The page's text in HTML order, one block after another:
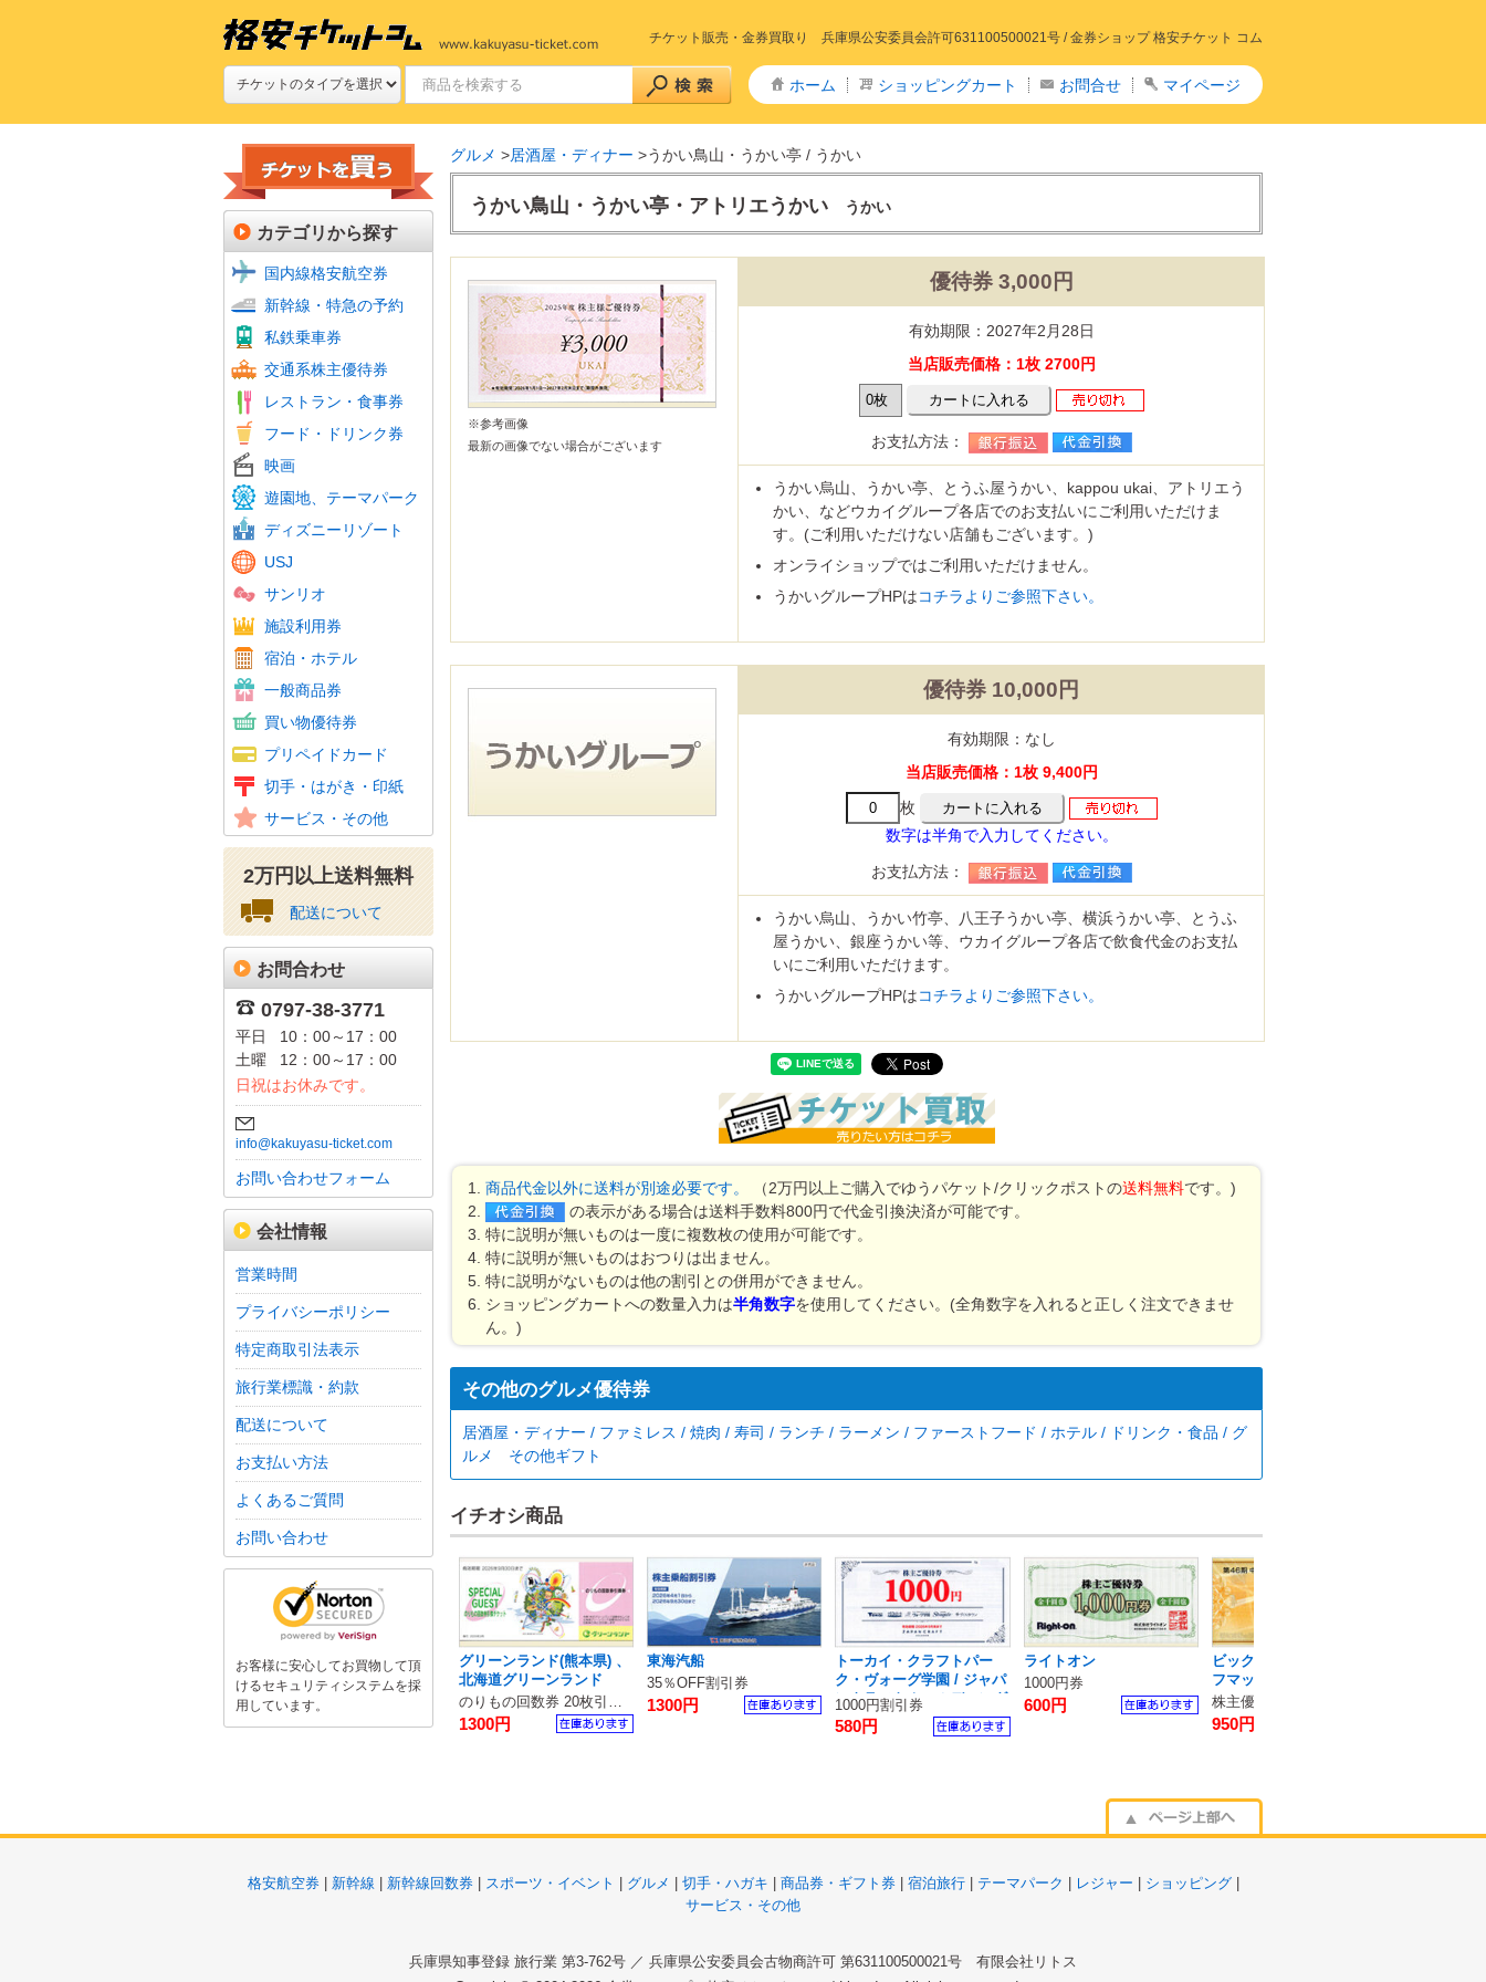
チケット販売・金券買取り 兵庫県公安委員会許可631100500021号 /金券ショップ 格安チケット コム
ホーム ショッピングカート お問合せ マイページ
グルメ >居酒屋・ディナー >うかい鳥山・うかい亭 / うかい
うかい鳥山・うかい亭・アトリエうかい うかい
※参考画像
最新の画像でない場合がございます
優待券 3,000円
有効期限：2027年2月28日
当店販売価格：1枚 2700円
お支払方法：
うかい烏山、うかい亭、とうふ屋うかい、kappou ukai、アトリエう
かい、などウカイグループ各店でのお支払いにご利用いただけま
す。(ご利用いただけない店舗もございます。)
オンライショップではご利用いただけません。
うかいグループHPはコチラよりご参照下さい。
優待券 10,000円
有効期限：なし
当店販売価格：1枚 9,400円
枚
数字は半角で入力してください。
お支払方法：
うかい烏山、うかい竹亭、八王子うかい亭、横浜うかい亭、とうふ
屋うかい、銀座うかい等、ウカイグループ各店で飲食代金のお支払
いにご利用いただけます。
うかいグループHPはコチラよりご参照下さい。
商品代金以外に送料が別途必要です。 （2万円以上ご購入でゆうパケット/クリックポストの送料無料です。)
の表示がある場合は送料手数料800円で代金引換決済が可能です。
特に説明が無いものは一度に複数枚の使用が可能です。
特に説明が無いものはおつりは出ません。
特に説明がないものは他の割引との併用ができません。
ショッピングカートへの数量入力は半角数字を使用してください。(全角数字を入れると正しく注文できませ
ん。)
その他のグルメ優待券
居酒屋・ディナー / ファミレス / 焼肉 / 寿司 / ランチ / ラーメン / ファーストフード / ホテル / ドリンク・食品 / グ
ルメ その他ギフト
イチオシ商品
グリーンランド(熊本県) 、
北海道グリーンランド
のりもの回数券 20枚引換券
1300円
東海汽船
35％OFF割引券
1300円
トーカイ・クラフトパー
ク・ヴォーグ学園 / ジャパ
ンクラフトホールディング
ス
1000円割引券
580円
ライトオン
1000円券
600円
ビックカメラ・コジマ・ソ
フマップ
株主優待1000円券
950円
カテゴリから探す
国内線格安航空券
新幹線・特急の予約
新幹線予約 東海道新幹線
山陽新幹線
山陽・九州新幹線
九州新幹線
東北新幹線
秋田新幹線
山形新幹線
上越・長野新幹線
新幹線+特急 予約
山陽新幹線～北陸線
山陽新幹線～きのくに線
JR特急予約
特急サンダーバード(北陸線)
私鉄乗車券
定期券タイプ全線乗車証
私鉄(回数券タイプ)
鉄道プリペイドカード
交通系株主優待券 JR株主優待券
航空会社株主優待券
フェリー株主優待券
バス回数券
レストラン・食事券 居酒屋・ディナー
ファミリーレストラン
ファーストフード
牛丼・カレー・定食・ラーメン
グルメ商品券
食品・ドリンク券
ホテル商品券・ギフト券
フード・ドリンク券 フード・ドリンク券
おこめ券
ビール券・清酒券
映画
シネマ・劇場 チケット
ムビチケ東宝17番組共通前売券
遊園地、テーマパーク
ディズニーリゾート
USJ
サンリオ
施設利用券
宿泊・ホテル
ホテル宿泊券・割引券
JTBハーモニフト
一般商品券 ギフトカード(クレジット会社系)
買い物優待券
プリペイドカード 図書カード
クオカード
テレホンカード
携帯電話
Amazonギフト券
ニンテンドープリペイドカード
その他
切手・はがき・印紙
サービス・その他 資格・スクール・塾
2万円以上送料無料
配送について
お問合わせ
0797-38-3771
平日
10：00～17：00
土曜
12：00～17：00
日祝はお休みです。
info@kakuyasu-ticket.com
お問い合わせフォーム
会社情報
営業時間
プライバシーポリシー
特定商取引法表示
旅行業標識・約款
配送について
お支払い方法
よくあるご質問
お問い合わせ
お客様に安心してお買物して頂
けるセキュリティシステムを採
用しています。
格安航空券 新幹線 新幹線回数券 スポーツ・イベント グルメ 切手・ハガキ 商品券・ギフト券 宿泊旅行 テーマパーク レジャー ショッピング
サービス・その他
兵庫県知事登録 旅行業 第3-762号 ／ 兵庫県公安委員会古物商許可 第631100500021号 有限会社リトス